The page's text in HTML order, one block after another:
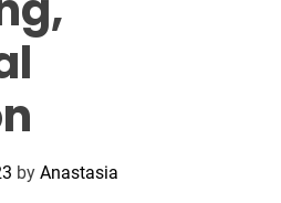
by Anastasia